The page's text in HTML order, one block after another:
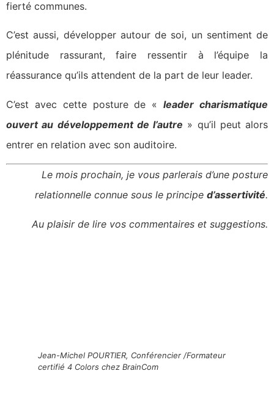
fierté communes.
C’est aussi, développer autour de soi, un sentiment de
plénitude rassurant, faire ressentir à l’équipe la
réassurance qu’ils attendent de la part de leur leader.
C’est avec cette posture de «leader charismatique
ouvert au développement de l’autre » qu’il peut alors
entrer en relation avec son auditoire.
Le mois prochain, je vous parlerais d’une posture
relationnelle connue sous le principe d’assertivité.
Au plaisir de lire vos commentaires et suggestions.
Jean-Michel POURTIER, Conférencier /Formateur
certifié 4 Colors chez BrainCom